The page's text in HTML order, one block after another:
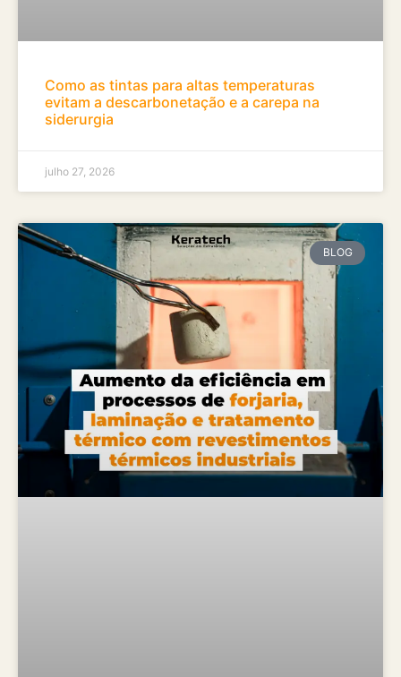
Como as tintas para altas temperaturas
evitam a descarbonetação e a carepa na
siderurgia
julho 27, 2026
BLOG